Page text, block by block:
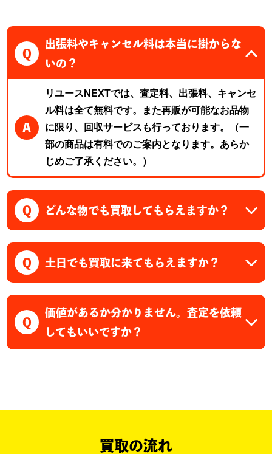
Q
出張料やキャンセル料は本当に掛からな
いの？
A
リユースNEXTでは、査定料、出張料、キャンセ
ル料は全て無料です。また再販が可能なお品物
に限り、回収サービスも行っております。（一
部の商品は有料でのご案内となります。あらか
じめご了承ください。）
Q どんな物でも買取してもらえますか？
Q 土日でも買取に来てもらえますか？
Q
価値があるか分かりません。査定を依頼
してもいいですか？
買取の流れ